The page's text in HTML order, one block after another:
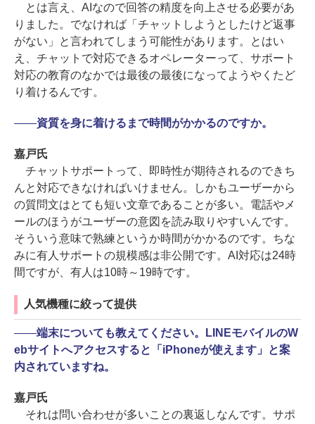
とは言え、AIなので回答の精度を向上させる必要があ
りました。でなければ「チャットしようとしたけど返事
がない」と言われてしまう可能性があります。とはい
え、チャットで対応できるオペレーターって、サポート
対応の教育のなかでは最後の最後になってようやくたど
り着けるんです。
――資質を身に着けるまで時間がかかるのですか。
嘉戸氏
チャットサポートって、即時性が期待されるのできち
んと対応できなければいけません。しかもユーザーから
の質問文はとても短い文章であることが多い。電話やメ
ールのほうがユーザーの意図を読み取りやすいんです。
そういう意味で熟練というか時間がかかるのです。ちな
みに有人サポートの規模感は非公開です。AI対応は24時
間ですが、有人は10時～19時です。
人気機種に絞って提供
――端末についても教えてください。LINEモバイルのW
ebサイトへアクセスすると「iPhoneが使えます」と案
内されていますね。
嘉戸氏
それは問い合わせが多いことの裏返しなんです。サポ